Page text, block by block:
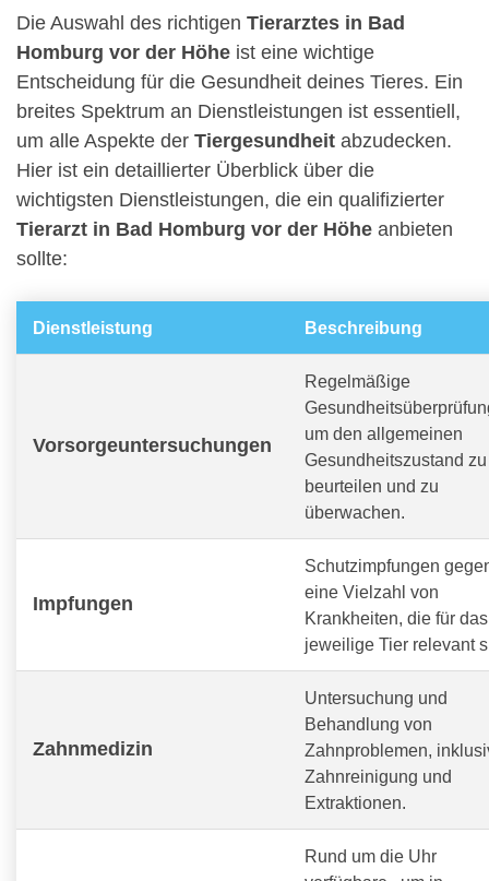
Die Auswahl des richtigen Tierarztes in Bad
Homburg vor der Höhe ist eine wichtige
Entscheidung für die Gesundheit deines Tieres. Ein
breites Spektrum an Dienstleistungen ist essentiell,
um alle Aspekte der Tiergesundheit abzudecken.
Hier ist ein detaillierter Überblick über die
wichtigsten Dienstleistungen, die ein qualifizierter
Tierarzt in Bad Homburg vor der Höhe anbieten
sollte:
Dienstleistung Beschreibung
Vorsorgeuntersuchungen
Regelmäßige
um den allgemeinen
Gesundheitszustand zu
beurteilen und zu
überwachen.
Impfungen
Schutzimpfungen
eine Vielzahl von
Krankheiten, die für das
jeweilige Tier relevant
Zahnmedizin
Untersuchung und
Behandlung von
Zahnproblemen,
Zahnreinigung und
Extraktionen.
Rund um die Uhr